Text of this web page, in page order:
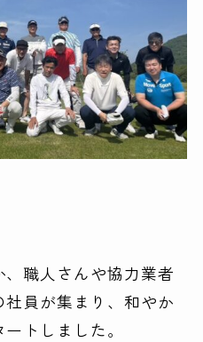
職人さんや協力業者
員が集まり、和やか
トしました。